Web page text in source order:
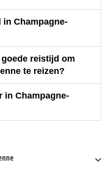
in Champagne-
reistijd om
te reizen?
in Champagne-